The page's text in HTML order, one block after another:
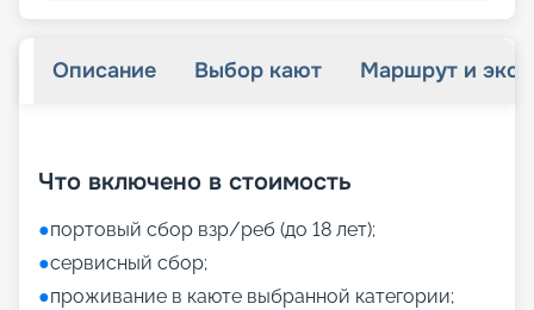
Описание Выбор кают Маршрут и
Что включено в стоимость
●портовый сбор взр/реб (до 18 лет);
●сервисный сбор;
●проживание в каюте выбранной категории;